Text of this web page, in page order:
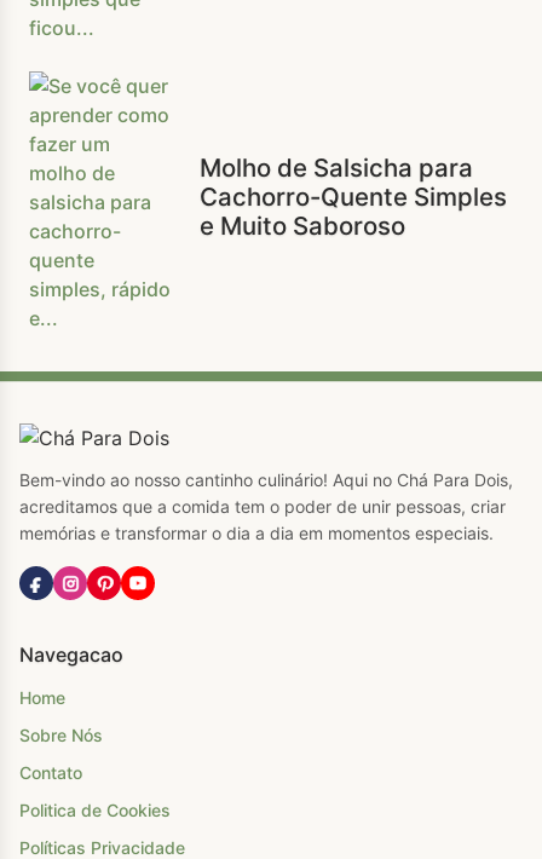
Molho de Salsicha para
Cachorro-Quente Simples
e Muito Saboroso
Bem-vindo ao nosso cantinho culinário! Aqui no Chá Para Dois,
acreditamos que a comida tem o poder de unir pessoas, criar
memórias e transformar o dia a dia em momentos especiais.
Navegacao
Home
Sobre Nós
Contato
Politica de Cookies
Políticas Privacidade